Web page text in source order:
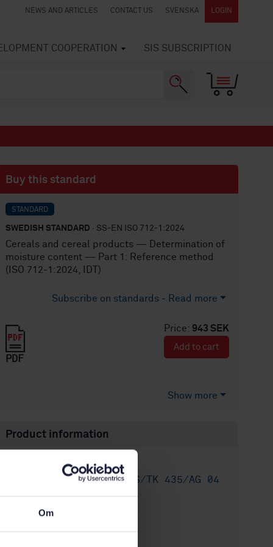
Om
NEWS AND ARTICLES CONTACT US SVENSKA LOGIN
COOPERATION SIS SUBSCRIPTION
Buy this standard
STANDARD
SWEDISH STANDARD · SS-EN ISO 712-1:2024
Cereals and cereal products — Determination of
moisture content — Part 1: Reference method
(ISO 712-1:2024, IDT)
Subscribe on standards - Read more
Price: 943 SEK
PDF
Add to cart
Show more
Product information
English
Spannmål, SIS/TK 435/AG 04
International title:
Article no:STD-82090349
Edition:1